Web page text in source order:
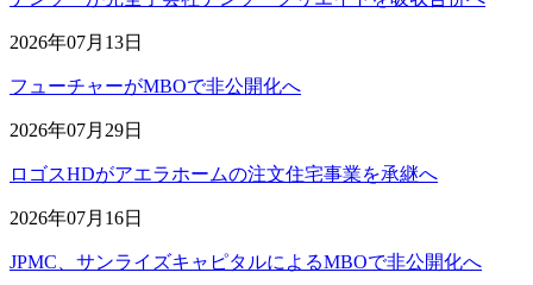
2026年07月13日
フューチャーがMBOで非公開化へ
2026年07月29日
ロゴスHDがアエラホームの注文住宅事業を承継へ
2026年07月16日
JPMC、サンライズキャピタルによるMBOで非公開化へ